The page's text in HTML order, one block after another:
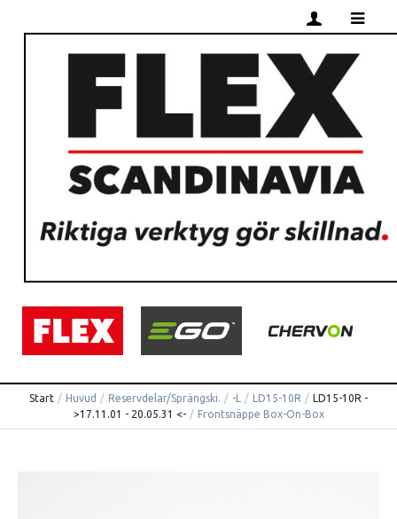
Start / Huvud / Reservdelar/Sprängski. / -L / LD15-10R / LD15-10R -
>17.11.01 - 20.05.31 <- / Frontsnäppe Box-On-Box